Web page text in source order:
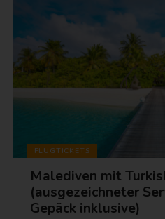
FLUGTICKETS
Malediven mit
(ausgezeichneter
Gepäck inklusive)